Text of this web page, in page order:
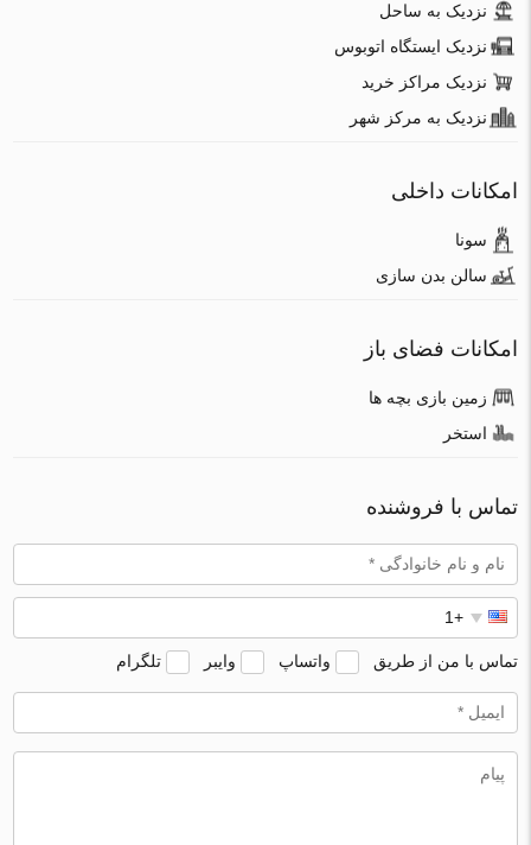
نزدیک به ساحل
نزدیک ایستگاه اتوبوس
نزدیک مراکز خرید
نزدیک به مرکز شهر
امکانات داخلی
سونا
سالن بدن سازی
امکانات فضای باز
زمین بازی بچه ها
استخر
تماس با فروشنده
تماس با من از طریق واتساپ وایبر تلگرام